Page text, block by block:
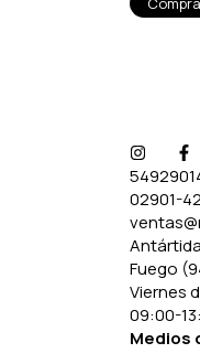
02901-
Fuego
Viernes
09:00-
Medios